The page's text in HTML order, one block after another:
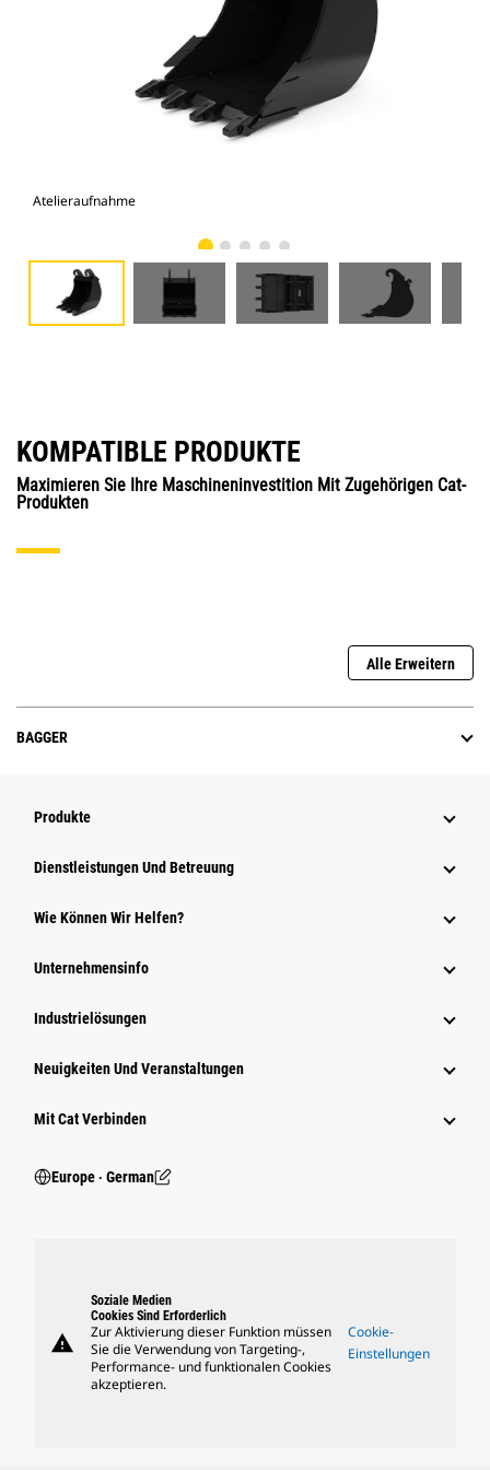
Atelieraufnahme
KOMPATIBLE PRODUKTE
Maximieren Sie Ihre Maschineninvestition Mit Zugehörigen Cat-
Produkten
Alle Erweitern
BAGGER
Produkte
Dienstleistungen Und Betreuung
Wie Können Wir Helfen?
Unternehmensinfo
Industrielösungen
Neuigkeiten Und Veranstaltungen
Mit Cat Verbinden
Europe ‧ German
warning
Soziale Medien
Cookies Sind Erforderlich
Zur Aktivierung dieser Funktion müssen
Sie die Verwendung von Targeting-,
Performance- und funktionalen Cookies
akzeptieren.
Cookie-
Einstellungen